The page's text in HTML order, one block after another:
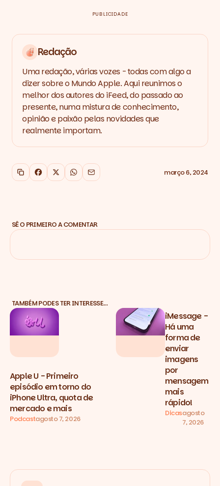
PUBLICIDADE
Redação
Uma redação, várias vozes - todas com algo a
dizer sobre o Mundo Apple. Aqui reunimos o
melhor dos autores do iFeed, do passado ao
presente, numa mistura de conhecimento,
opinião e paixão pelas novidades que
realmente importam.
Copiar link
Facebook
X WhatsApp
Email março 6, 2024
SÊ O PRIMEIRO A COMENTAR
TAMBÉM PODES TER INTERESSE…
Apple U - Primeiro
episódio em torno do
iPhone Ultra, quota de
mercado e mais
Podcastagosto 7, 2026
iMessage -
Há uma
forma de
enviar
imagens
por
mensagem
mais
rápido!
Dicasagosto
7, 2026